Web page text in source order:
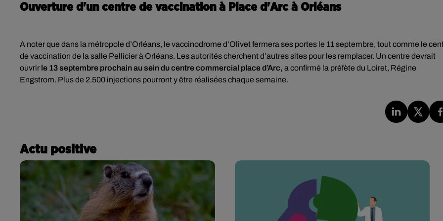
Ouverture d'un centre de vaccination à Place d'Arc à Orléans
A noter que dans la métropole d’Orléans, le vaccinodrome d’Olivet fermera ses portes le 11 septembre, tout comme le
de vaccination de la salle Pellicier à Orléans. Les autorités cherchent d’autres sites pour les remplacer. Un centre devrait
ouvrir le 13 septembre prochain au sein du centre commercial place d’Arc, a confirmé la préfète du Loiret, Régine
Engstrom. Plus de 2.500 injections pourront y être réalisées chaque semaine.
Actu positive